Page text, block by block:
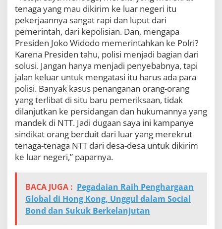
tenaga yang mau dikirim ke luar negeri itu
pekerjaannya sangat rapi dan luput dari
pemerintah, dari kepolisian. Dan, mengapa
Presiden Joko Widodo memerintahkan ke Polri?
Karena Presiden tahu, polisi menjadi bagian dari
solusi. Jangan hanya menjadi penyebabnya, tapi
jalan keluar untuk mengatasi itu harus ada para
polisi. Banyak kasus penanganan orang-orang
yang terlibat di situ baru pemeriksaan, tidak
dilanjutkan ke persidangan dan hukumannya yang
mandek di NTT. Jadi dugaan saya ini kampanye
sindikat orang berduit dari luar yang merekrut
tenaga-tenaga NTT dari desa-desa untuk dikirim
ke luar negeri,” paparnya.
BACA JUGA : Pegadaian Raih Penghargaan
Global di Hong Kong, Unggul dalam Social
Bond dan Sukuk Berkelanjutan